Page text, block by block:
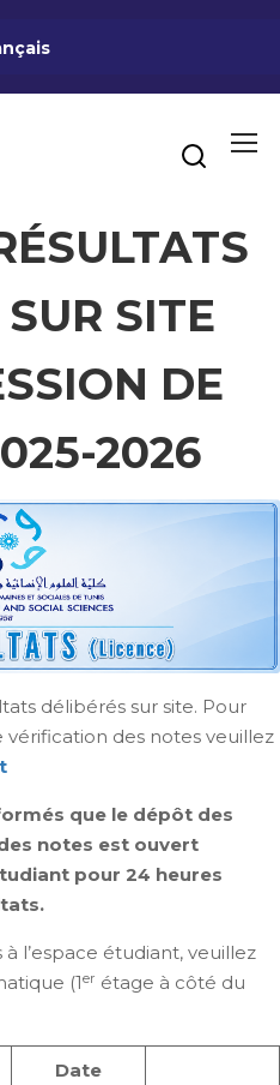
SITE
DE
2026
délibérés sur site. Pour
des notes veuillez
que le dépôt des
notes est ouvert
pour 24 heures
l’espace étudiant, veuillez
(1er étage à côté du
Date